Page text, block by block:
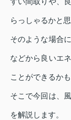
らっしゃるかと思
そのような場合
などから良いエ
ことができるか
そこで今回は、
を解説します。